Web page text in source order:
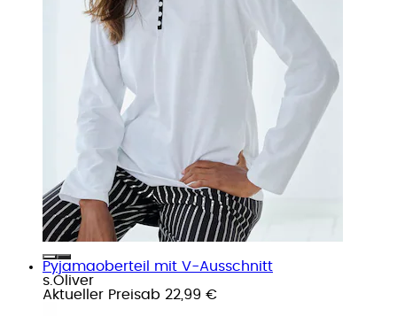
Pyjamaoberteil mit V-Ausschnitt
s.Oliver
Aktueller Preisab 22,99 €